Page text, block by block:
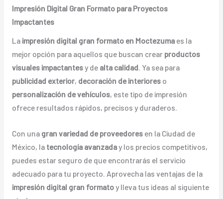
Impresión Digital Gran Formato para Proyectos
Impactantes
La impresión digital gran formato en Moctezumaes la
mejor opción para aquellos que buscan crear productos
visuales impactantesy de alta calidad. Ya sea para
publicidad exterior, decoración de interioreso
personalización de vehículos, este tipo de impresión
ofrece resultados rápidos, precisos y duraderos.
Con una gran variedad de proveedoresen la Ciudad de
México, la tecnología avanzaday los precios competitivos,
puedes estar seguro de que encontrarás el servicio
adecuado para tu proyecto. Aprovecha las ventajas de la
impresión digital gran formatoy lleva tus ideas al siguiente